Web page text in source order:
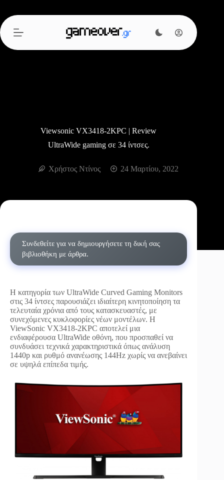
περιεχόμενο
Viewsonic VX3418-2KPC | Review
UltraWide gaming σε 34 ίντσες.
Χρήστος Ντίνος 24 Μαρτίου, 2022
Συνδεθείτε για να δημιουργήσετε τη δική σας
βιβλιοθήκη με άρθρα.
H κατηγορία των UltraWide Curved Gaming Monitors
στις 34 ίντσες παρουσιάζει ιδιαίτερη κινητοποίηση τα
τελευταία χρόνια από τους κατασκευαστές, με
συνεχόμενες κυκλοφορίες νέων μοντέλων. H
ViewSonic VX3418-2KPC αποτελεί μια
ενδιαφέρουσα UltraWide οθόνη, που προσπαθεί να
συνδυάσει τεχνικά χαρακτηριστικά όπως ανάλυση
1440p και ρυθμό ανανέωσης 144Hz χωρίς να ανεβαίνει
σε υψηλά επίπεδα τιμής.